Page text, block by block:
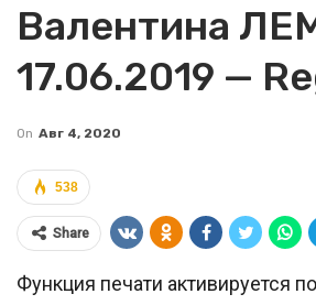
Валентина
17.06.2019 —
On Авг 4, 2020
538
Share
Функция печати активируется